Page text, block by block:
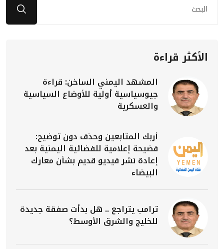
الأكثر قراءة
المشهد اليمني الساخن: قراءة
جيوسياسية أولية للأوضاع السياسية
والعسكرية
أربك المتابعين وحذف دون توضيح:
فضيحة إعلامية للفضائية اليمنية بعد
إعادة نشر فيديو قديم بشأن معارك
البيضاء
ترامب يتراجع .. هل بدأت صفقة جديدة
للخليج والشرق الأوسط؟